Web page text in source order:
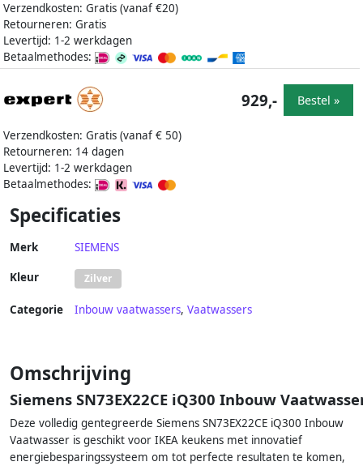
Verzendkosten: Gratis (vanaf €20)
Retourneren: Gratis
Levertijd: 1-2 werkdagen
Betaalmethodes:
Verzendkosten: Gratis (vanaf € 50)
Retourneren: 14 dagen
Levertijd: 1-2 werkdagen
Betaalmethodes:
929,- Bestel »
Specificaties
Merk SIEMENS
Kleur Zilver
Categorie Inbouw vaatwassers, Vaatwassers
Omschrijving
Siemens SN73EX22CE iQ300 Inbouw
Deze volledig gentegreerde Siemens SN73EX22CE iQ300 Inbouw
Vaatwasser is geschikt voor IKEA keukens met innovatief
energiebesparingssysteem om tot perfecte resultaten te komen,